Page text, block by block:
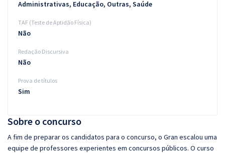
Sobre o concurso
A fim de preparar os candidatos para o concurso, o Gran escalou uma
equipe de professores experientes em concursos públicos. O curso
Administrativas, Educação, Outras, Saúde
TAF (Teste de Aptidão Física)
Não
Redação Discursiva
Não
Prova de títulos
Sim